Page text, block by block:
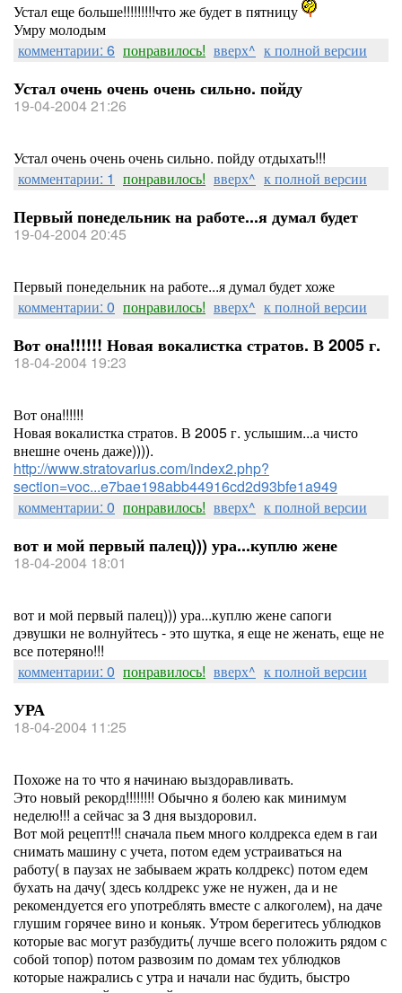
Устал еще больше!!!!!!!!!что же будет в пятницу
Умру молодым
комментарии: 6 понравилось! вверх^ к полной версии
Устал очень очень очень сильно. пойду
19-04-2004 21:26
Устал очень очень очень сильно. пойду отдыхать!!!
комментарии: 1 понравилось! вверх^ к полной версии
Первый понедельник на работе...я думал будет
19-04-2004 20:45
Первый понедельник на работе...я думал будет хоже
комментарии: 0 понравилось! вверх^ к полной версии
Вот она!!!!!! Новая вокалистка стратов. В 2005 г.
18-04-2004 19:23
Вот она!!!!!!
Новая вокалистка стратов. В 2005 г. услышим...а чисто
внешне очень даже)))).
http://www.stratovarius.com/index2.php?
section=voc...e7bae198abb44916cd2d93bfe1a949
комментарии: 0 понравилось! вверх^ к полной версии
вот и мой первый палец))) ура...куплю жене
18-04-2004 18:01
вот и мой первый палец))) ура...куплю жене сапоги
дэвушки не волнуйтесь - это шутка, я еще не женать, еще не
все потеряно!!!
комментарии: 0 понравилось! вверх^ к полной версии
УРА
18-04-2004 11:25
Похоже на то что я начинаю выздоравливать.
Это новый рекорд!!!!!!!! Обычно я болею как минимум
неделю!!! а сейчас за 3 дня выздоровил.
Вот мой рецепт!!! сначала пьем много колдрекса едем в гаи
снимать машину с учета, потом едем устраиваться на
работу( в паузах не забываем жрать колдрекс) потом едем
бухать на дачу( здесь колдрекс уже не нужен, да и не
рекомендуется его употреблять вместе с алкоголем), на даче
глушим горячее вино и коньяк. Утром берегитесь ублюдков
которые вас могут разбудить( лучше всего положить рядом с
собой топор) потом развозим по домам тех ублюдков
которые нажрались с утра и начали нас будить, быстро